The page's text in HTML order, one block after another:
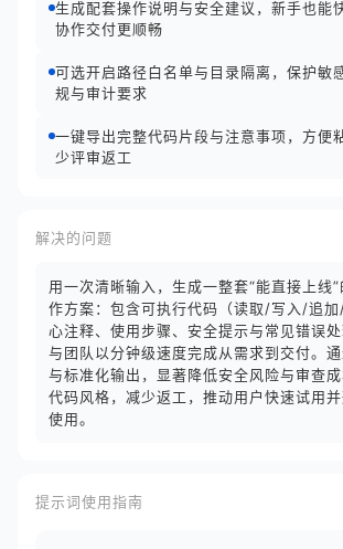
生成配套操作说明与安全建议，新手也能
协作交付更顺畅
可选开启路径白名单与目录隔离，保护敏
规与审计要求
一键导出完整代码片段与注意事项，方便
少评审返工
解决的问题
用一次清晰输入，生成一整套“能直接上线
作方案：包含可执行代码（读取/写入/追
心注释、使用步骤、安全提示与常见错误
与团队以分钟级速度完成从需求到交付。
与标准化输出，显著降低安全风险与审查
代码风格，减少返工，推动用户快速试用
使用。
提示词使用指南